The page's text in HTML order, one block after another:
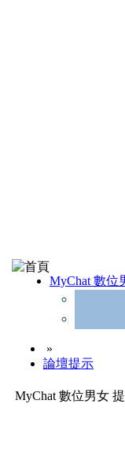
MyChat 數位
»
論壇提示
MyChat 數位男女